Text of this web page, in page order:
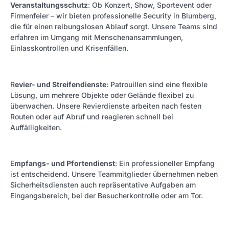
Veranstaltungsschutz: Ob Konzert, Show, Sportevent oder
Firmenfeier – wir bieten professionelle Security in Blumberg,
die für einen reibungslosen Ablauf sorgt. Unsere Teams sind
erfahren im Umgang mit Menschenansammlungen,
Einlasskontrollen und Krisenfällen.
Revier- und Streifendienste: Patrouillen sind eine flexible
Lösung, um mehrere Objekte oder Gelände flexibel zu
überwachen. Unsere Revierdienste arbeiten nach festen
Routen oder auf Abruf und reagieren schnell bei
Auffälligkeiten.
Empfangs- und Pfortendienst: Ein professioneller Empfang
ist entscheidend. Unsere Teammitglieder übernehmen neben
Sicherheitsdiensten auch repräsentative Aufgaben am
Eingangsbereich, bei der Besucherkontrolle oder am Tor.